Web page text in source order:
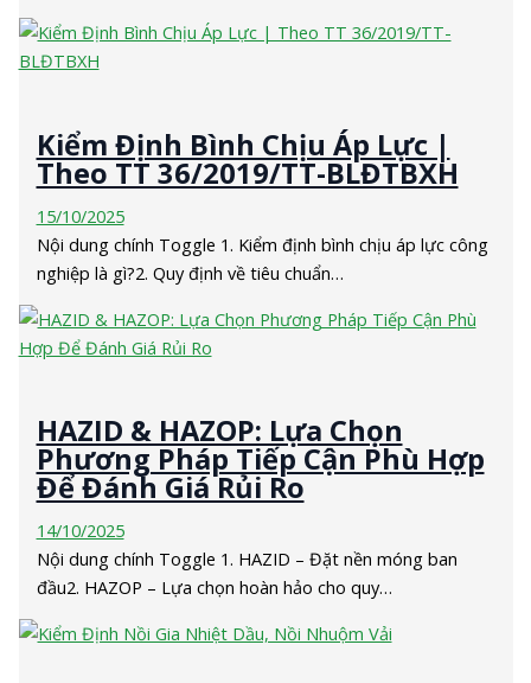
Kiểm Định Bình Chịu Áp Lực |
Theo TT 36/2019/TT-BLĐTBXH
15/10/2025
Nội dung chính Toggle 1. Kiểm định bình chịu áp lực công
nghiệp là gì?2. Quy định về tiêu chuẩn…
HAZID & HAZOP: Lựa Chọn
Phương Pháp Tiếp Cận Phù Hợp
Để Đánh Giá Rủi Ro
14/10/2025
Nội dung chính Toggle 1. HAZID – Đặt nền móng ban
đầu2. HAZOP – Lựa chọn hoàn hảo cho quy…